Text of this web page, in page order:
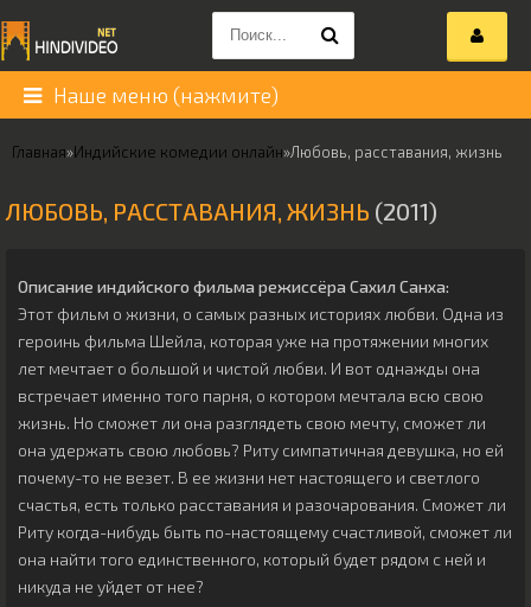
Наше меню (нажмите)
Главная»Индийские комедии онлайн»Любовь, расставания, жизнь
ЛЮБОВЬ, РАССТАВАНИЯ, ЖИЗНЬ (2011)
Описание индийского фильма режиссёра Сахил Санха:
Этот фильм о жизни, о самых разных историях любви. Одна из
героинь фильма Шейла, которая уже на протяжении многих
лет мечтает о большой и чистой любви. И вот однажды она
встречает именно того парня, о котором мечтала всю свою
жизнь. Но сможет ли она разглядеть свою мечту, сможет ли
она удержать свою любовь? Риту симпатичная девушка, но ей
почему-то не везет. В ее жизни нет настоящего и светлого
счастья, есть только расставания и разочарования. Сможет ли
Риту когда-нибудь быть по-настоящему счастливой, сможет ли
она найти того единственного, который будет рядом с ней и
никуда не уйдет от нее?